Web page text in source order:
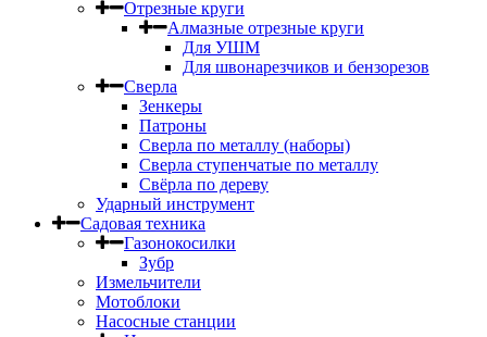
Отрезные круги
Алмазные отрезные круги
Для УШМ
Для швонарезчиков и бензорезов
Сверла
Зенкеры
Патроны
Сверла по металлу (наборы)
Сверла ступенчатые по металлу
Свёрла по дереву
Ударный инструмент
Садовая техника
Газонокосилки
Зубр
Измельчители
Мотоблоки
Насосные станции